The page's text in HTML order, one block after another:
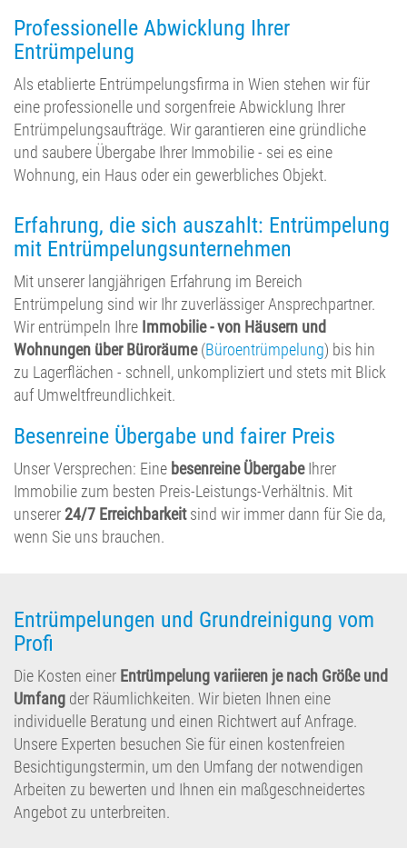
Professionelle Abwicklung Ihrer
Entrümpelung
Als etablierte Entrümpelungsfirma in Wien stehen wir für
eine professionelle und sorgenfreie Abwicklung Ihrer
Entrümpelungsaufträge. Wir garantieren eine gründliche
und saubere Übergabe Ihrer Immobilie - sei es eine
Wohnung, ein Haus oder ein gewerbliches Objekt.
Erfahrung, die sich auszahlt: Entrümpelung
mit Entrümpelungsunternehmen
Mit unserer langjährigen Erfahrung im Bereich
Entrümpelung sind wir Ihr zuverlässiger Ansprechpartner.
Wir entrümpeln Ihre Immobilie - von Häusern und
Wohnungen über Büroräume(Büroentrümpelung) bis hin
zu Lagerflächen - schnell, unkompliziert und stets mit Blick
auf Umweltfreundlichkeit.
Besenreine Übergabe und fairer Preis
Unser Versprechen: Eine besenreine ÜbergabeIhrer
Immobilie zum besten Preis-Leistungs-Verhältnis. Mit
unserer 24/7 Erreichbarkeitsind wir immer dann für Sie da,
wenn Sie uns brauchen.
Entrümpelungen und Grundreinigung vom
Profi
Die Kosten einer Entrümpelung variieren je nach Größe und
Umfang der Räumlichkeiten. Wir bieten Ihnen eine
individuelle Beratung und einen Richtwert auf Anfrage.
Unsere Experten besuchen Sie für einen kostenfreien
Besichtigungstermin, um den Umfang der notwendigen
Arbeiten zu bewerten und Ihnen ein maßgeschneidertes
Angebot zu unterbreiten.